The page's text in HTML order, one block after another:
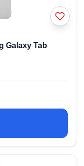
Galaxy Tab